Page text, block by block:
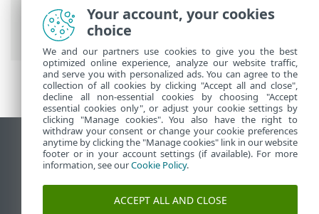
ESET 联机帮助>ESET PROTECT On-Prem
介绍> 关于帮助
查看桌面站点
End of Life
ESET 知识库
Your account, your cookies
choice
We and our partners use cookies to give you the best
optimized online experience, analyze our website traffic,
and serve you with personalized ads. You can agree to the
collection of all cookies by clicking "Accept all and close",
decline all non-essential cookies by choosing "Accept
essential cookies only", or adjust your cookie settings by
clicking "Manage cookies". You also have the right to
withdraw your consent or change your cookie preferences
anytime by clicking the "Manage cookies" link in our website
footer or in your account settings (if available). For more
information, see ourCookie Policy.
ACCEPT ALL AND CLOSE